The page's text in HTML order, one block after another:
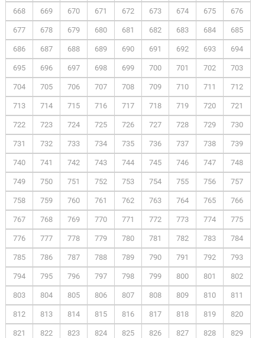
668 669 670 671 672 673 674 675 676
677 678 679 680 681 682 683 684 685
686 687 688 689 690 691 692 693 694
695 696 697 698 699 700 701 702 703
704 705 706 707 708 709 710 711 712
713 714 715 716 717 718 719 720 721
722 723 724 725 726 727 728 729 730
731 732 733 734 735 736 737 738 739
740 741 742 743 744 745 746 747 748
749 750 751 752 753 754 755 756 757
758 759 760 761 762 763 764 765 766
767 768 769 770 771 772 773 774 775
776 777 778 779 780 781 782 783 784
785 786 787 788 789 790 791 792 793
794 795 796 797 798 799 800 801 802
803 804 805 806 807 808 809 810 811
812 813 814 815 816 817 818 819 820
821 822 823 824 825 826 827 828 829